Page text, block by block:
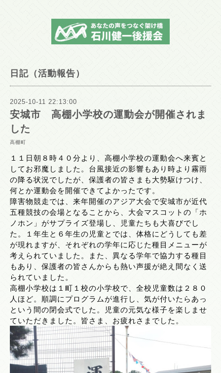
日記（活動報告）
2025-10-11 22:13:00
安城市 高棚小学校の運動会が開催されま
した
高棚町
１１日朝８時４０分より、高棚小学校の運動会へ来賓と
してお邪魔しました。台風接近の影響もあり時より霧雨
の降る状況でしたが、保護者の皆さまも大勢駆けつけ、
何とか運動会を開催できてよかったです。
障害物競走では、来年開催のアジア大会で安城市が近代
五種競技の会場となることから、大会マスコットの「ホ
ノホン」がサプライズ登場し、児童たちも大喜びでし
た。１年生と６年生の児童とでは、体格にどうしても差
が現れますが、それぞれの学年に応じた種目メニューが
考えられていました。また、異なる学年で協力する種目
もあり、保護者の皆さんからも熱い声援が絶え間なく送
られていました。
高棚小学校は１町１校の小学校で、全校児童数は２８０
人ほど。順調にプログラムが進行し、気が付いたらあっ
という間の閉会式でした。児童の元気な様子を楽しませ
ていただきました。皆さま、お疲れさまでした。